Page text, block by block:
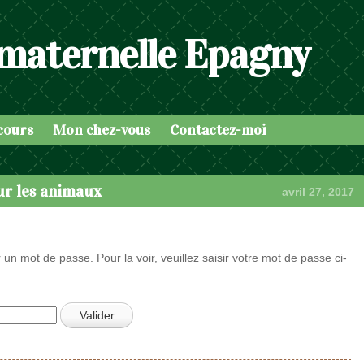
Epagny
Mon chez-vous Contactez-moi
les animaux avril 27, 2017
mot de passe. Pour la voir, veuillez saisir votre mot de passe ci-